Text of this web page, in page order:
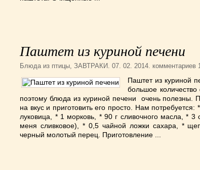
Паштет из куриной печени
Блюда из птицы,ЗАВТРАКИ. 07. 02. 2014. комментариев
Паштет из куриной
большое
поэтому блюда из куриной печени очень полезны.
на вкус и приготовить его просто. Нам
луковица, * 1 морковь, * 90 г сливочного масла, * 3
меня сливковое), * 0,5 чайной ложки сахара, *
черный молотый перец. Приготовление ...